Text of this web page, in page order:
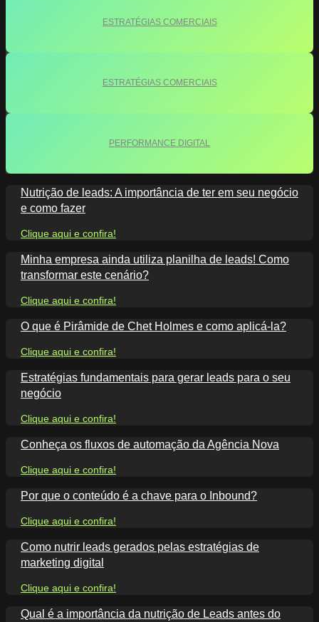
ESTRATÉGIAS COMERCIAIS
ESTRATÉGIAS COMERCIAIS
PERFORMANCE DIGITAL
Nutrição de leads: A importância de ter em seu negócio
e como fazer
Clique aqui e confira!
Minha empresa ainda utiliza planilha de leads! Como
transformar este cenário?
Clique aqui e confira!
O que é Pirâmide de Chet Holmes e como aplicá-la?
Clique aqui e confira!
Estratégias fundamentais para gerar leads para o seu
negócio
Clique aqui e confira!
Conheça os fluxos de automação da Agência Nova
Clique aqui e confira!
Por que o conteúdo é a chave para o Inbound?
Clique aqui e confira!
Como nutrir leads gerados pelas estratégias de
marketing digital
Clique aqui e confira!
Qual é a importância da nutrição de Leads antes do